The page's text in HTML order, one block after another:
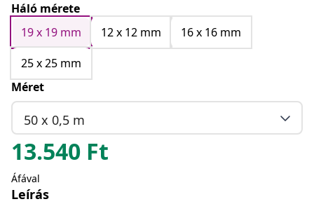
Háló mérete
19 x 19 mm
12 x 12 mm
16 x 16 mm
25 x 25 mm
Méret
50 x 0,5 m
13.540 Ft
Áfával
Leírás